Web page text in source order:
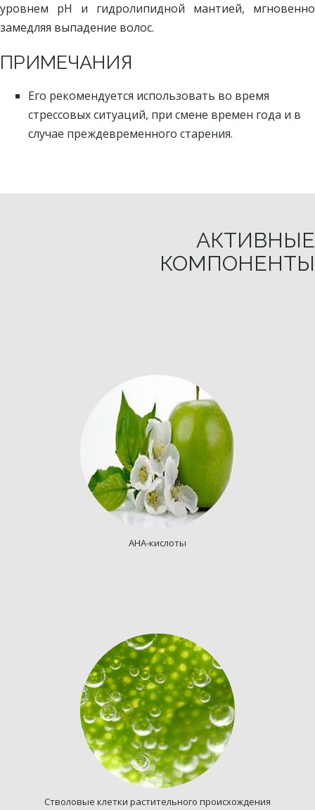
уровнем pH и гидролипидной мантией, мгновенно
замедляя выпадение волос.
ПРИМЕЧАНИЯ
Его рекомендуется использовать во время
стрессовых ситуаций, при смене времен года и в
случае преждевременного старения.
АКТИВНЫЕ
КОМПОНЕНТЫ
AHA-кислоты
Стволовые клетки растительного происхождения